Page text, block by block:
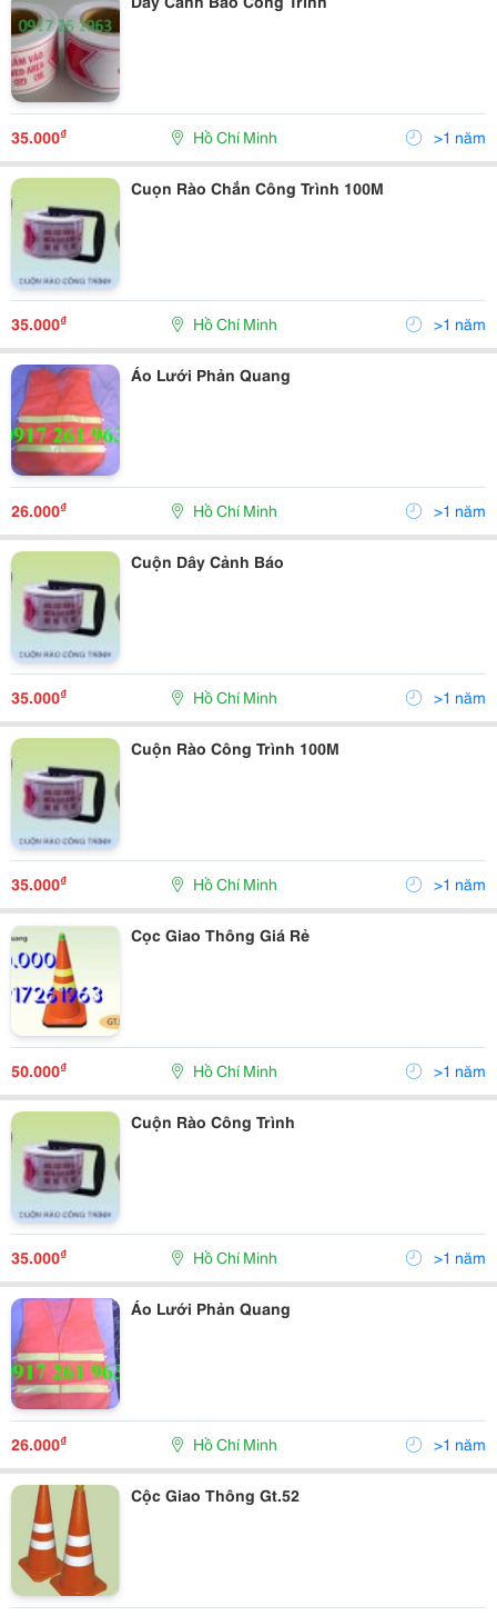
35.000₫ Hồ Chí Minh >1 năm
Cuọn Rào Chắn Công Trình 100M
35.000₫ Hồ Chí Minh >1 năm
Áo Lưới Phản Quang
26.000₫ Hồ Chí Minh >1 năm
Cuộn Dây Cảnh Báo
35.000₫ Hồ Chí Minh >1 năm
Cuộn Rào Công Trình 100M
35.000₫ Hồ Chí Minh >1 năm
Cọc Giao Thông Giá Rẻ
50.000₫ Hồ Chí Minh >1 năm
Cuộn Rào Công Trình
35.000₫ Hồ Chí Minh >1 năm
Áo Lưới Phản Quang
26.000₫ Hồ Chí Minh >1 năm
Cộc Giao Thông Gt.52